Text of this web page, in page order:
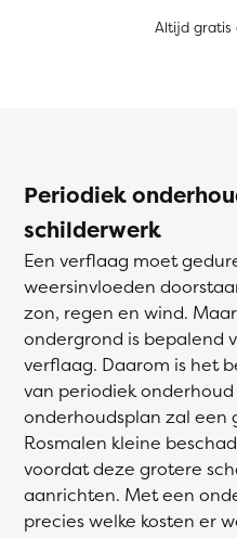
Altijd gratis
Periodiek
schilderwerk
Een verflaag moet
weersinvloeden
zon, regen en wind.
ondergrond is bepalend
verflaag. Daarom is het
van periodiek
onderhoudsplan zal een
Rosmalen kleine
voordat deze grotere
aanrichten. Met een
precies welke kosten er